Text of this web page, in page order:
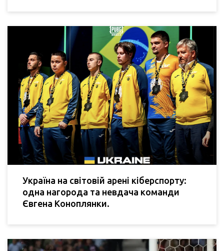
Україна на світовій арені кіберспорту:
одна нагорода та невдача команди
Євгена Коноплянки.